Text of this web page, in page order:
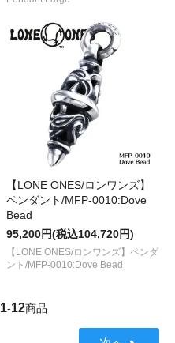
【LONE ONES/ロンワンズ】
ペンダント/MFP-0010:Dove
Bead
95,200円(税込104,720円)
【LONE ONES/ロンワンズ】ペンダ
ント/MFP-0010:Dove Bead
1-12商品